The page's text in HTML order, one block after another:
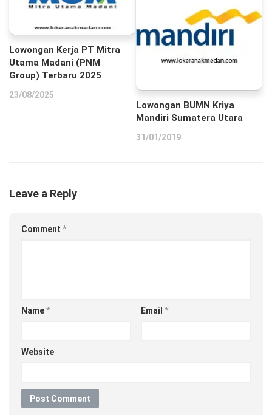
Lowongan Kerja PT Mitra
Utama Madani (PNM
Group) Terbaru 2025
23/08/2025
Lowongan BUMN Kriya
Mandiri Sumatera Utara
31/01/2019
Leave a Reply
Comment *
Name* Email *
Website